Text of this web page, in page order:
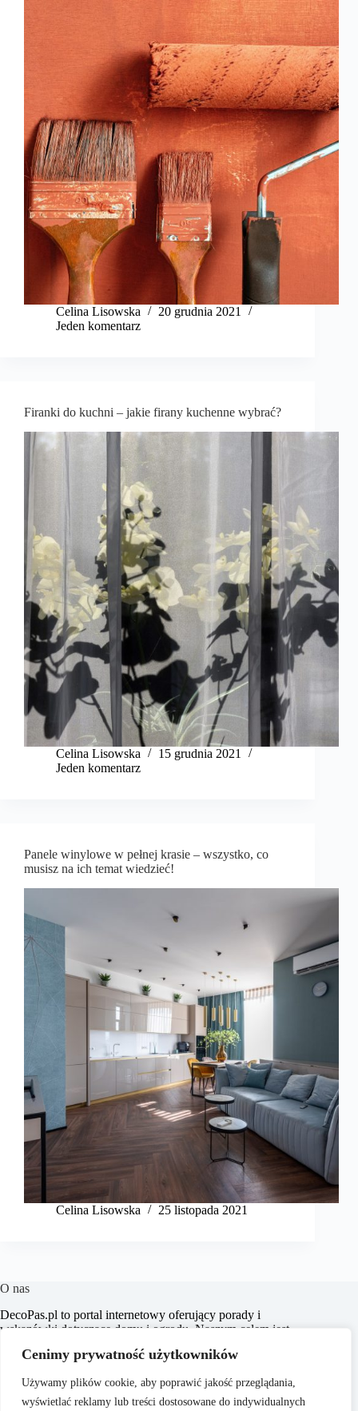
Cenimy prywatność użytkowników
Używamy plików cookie, aby poprawić jakość przeglądania,
wyświetlać reklamy lub treści dostosowane do indywidualnych
Celina Lisowska
20 grudnia 2021
Jeden komentarz
Firanki do kuchni – jakie firany kuchenne wybrać?
Celina Lisowska
15 grudnia 2021
Jeden komentarz
Panele winylowe w pełnej krasie – wszystko, co
musisz na ich temat wiedzieć!
Celina Lisowska 25 listopada 2021
O nas
​DecoPas.pl to portal internetowy oferujący porady i
wskazówki dotyczące domu i ogrodu. Naszym celem jest
czytelnikom w aranżacji wnętrz, budowie i remontach, a także